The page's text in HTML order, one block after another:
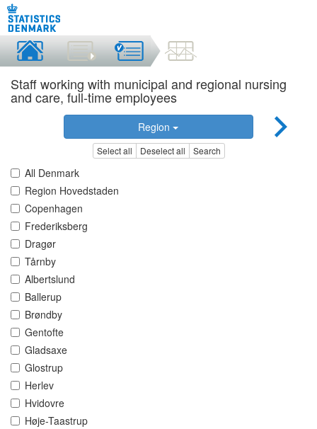
Staff working with municipal and regional nursing
and care, full-time employees
Region
Select all Deselect all Search
All Denmark
Region Hovedstaden
Copenhagen
Frederiksberg
Dragør
Tårnby
Albertslund
Ballerup
Brøndby
Gentofte
Gladsaxe
Glostrup
Herlev
Hvidovre
Høje-Taastrup